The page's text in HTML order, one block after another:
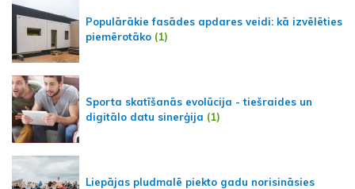
Populārākie fasādes apdares veidi: kā izvēlēties
piemērotāko (1)
Sporta skatīšanās evolūcija - tiešraides un
digitālo datu sinerģija (1)
Liepājas pludmalē piekto gadu norisināsies